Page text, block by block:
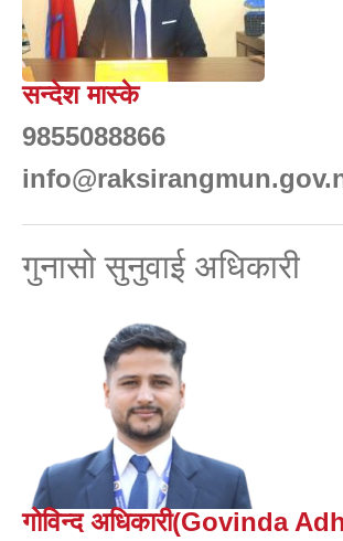
सन्देश मास्के
9855088866
गुनासो सुनुवाई अधिकारी
गोविन्द अधिकारी(Govinda